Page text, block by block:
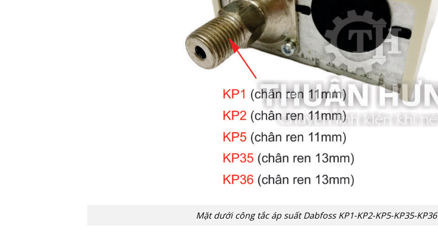
Mặt dưới công tắc áp suất Dabfoss KP1-KP2-KP5-KP35-KP36